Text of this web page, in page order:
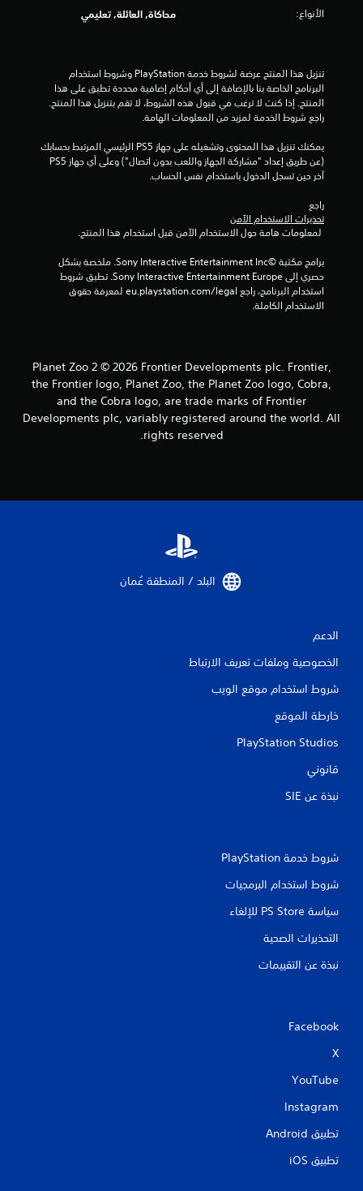
الأنواع: محاكاة, العائلة, تعليمي
راجع شروط الخدمة لمزيد من المعلومات الهامة.
آخر حين تسجل الدخول باستخدام نفس الحساب.
راجع
تحذيرات الاستخدام الآمن
الاستخدام الكاملة.
Planet Zoo 2 © 2026 Frontier Developments plc. Frontier,
the Frontier logo, Planet Zoo, the Planet Zoo logo, Cobra,
and the Cobra logo, are trade marks of Frontier
Developments plc, variably registered around the world. All
rights reserved.
البلد / المنطقة عُمان‏
الدعم
الخصوصية وملفات تعريف الارتباط
شروط استخدام موقع الويب
خارطة الموقع
PlayStation Studios
قانوني
نبذة عن SIE‏
شروط خدمة PlayStation‏
شروط استخدام البرمجيات
سياسة PS Store للإلغاء
التحذيرات الصحية
نبذة عن التقييمات
Facebook
X
YouTube
Instagram
تطبيق Android‏
تطبيق iOS‏